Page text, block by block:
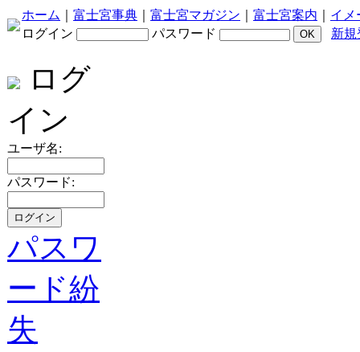
ホーム 富士宮事典 富士宮マガジン 富士宮案内
イメ
ログイン
パスワード 新規
ログ
イン
ユーザ名:
パスワード:
パスワ
ード紛
失